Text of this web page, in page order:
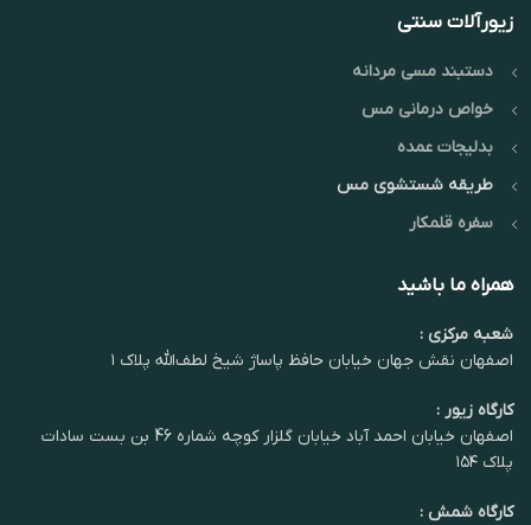
زیورآلات سنتی
دستبند مسی مردانه
خواص درمانی مس
بدلیجات عمده
طریقه شستشوی مس
سفره قلمکار
همراه ما باشید
شعبه مرکزی :
اصفهان نقش جهان خیابان حافظ پاساژ شیخ لطف‌الله پلاک ۱
کارگاه زیور :
اصفهان خیابان احمد آباد خیابان گلزار کوچه شماره 46 بن بست سادات
پلاک ۱۵۴
کارگاه شمش :